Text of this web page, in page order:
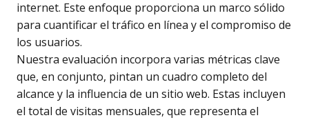
internet. Este enfoque proporciona un marco sólido
para cuantificar el tráfico en línea y el compromiso de
los usuarios.
Nuestra evaluación incorpora varias métricas clave
que, en conjunto, pintan un cuadro completo del
alcance y la influencia de un sitio web. Estas incluyen
el total de visitas mensuales, que representa el